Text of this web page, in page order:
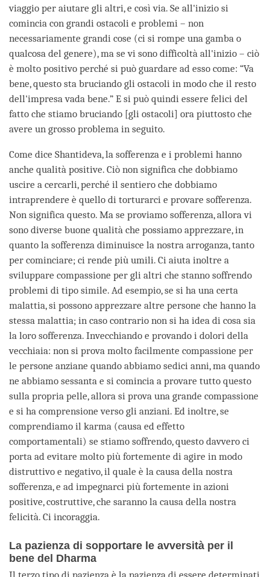
viaggio per aiutare gli altri, e così via. Se all'inizio si
comincia con grandi ostacoli e problemi – non
necessariamente grandi cose (ci si rompe una gamba o
qualcosa del genere), ma se vi sono difficoltà all'inizio – ciò
è molto positivo perché si può guardare ad esso come: “Va
bene, questo sta bruciando gli ostacoli in modo che il resto
dell'impresa vada bene.” E si può quindi essere felici del
fatto che stiamo bruciando [gli ostacoli] ora piuttosto che
avere un grosso problema in seguito.
Come dice Shantideva, la sofferenza e i problemi hanno
anche qualità positive. Ciò non significa che dobbiamo
uscire a cercarli, perché il sentiero che dobbiamo
intraprendere è quello di torturarci e provare sofferenza.
Non significa questo. Ma se proviamo sofferenza, allora vi
sono diverse buone qualità che possiamo apprezzare, in
quanto la sofferenza diminuisce la nostra arroganza, tanto
per cominciare; ci rende più umili. Ci aiuta inoltre a
sviluppare compassione per gli altri che stanno soffrendo
problemi di tipo simile. Ad esempio, se si ha una certa
malattia, si possono apprezzare altre persone che hanno la
stessa malattia; in caso contrario non si ha idea di cosa sia
la loro sofferenza. Invecchiando e provando i dolori della
vecchiaia: non si prova molto facilmente compassione per
le persone anziane quando abbiamo sedici anni, ma quando
ne abbiamo sessanta e si comincia a provare tutto questo
sulla propria pelle, allora si prova una grande compassione
e si ha comprensione verso gli anziani. Ed inoltre, se
comprendiamo il karma (causa ed effetto
comportamentali) se stiamo soffrendo, questo davvero ci
porta ad evitare molto più fortemente di agire in modo
distruttivo e negativo, il quale è la causa della nostra
sofferenza, e ad impegnarci più fortemente in azioni
positive, costruttive, che saranno la causa della nostra
felicità. Ci incoraggia.
La pazienza di sopportare le avversità per il
bene del Dharma